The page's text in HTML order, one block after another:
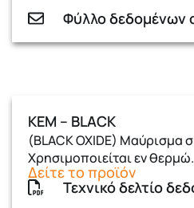
Φύλλο δεδομένων
ΚΕΜ – BLACK
(BLACK OXIDE) Μαύρισμα
Χρησιμοποιείται εν θερμώ.
Δείτε το προϊόν
Τεχνικό δελτίο